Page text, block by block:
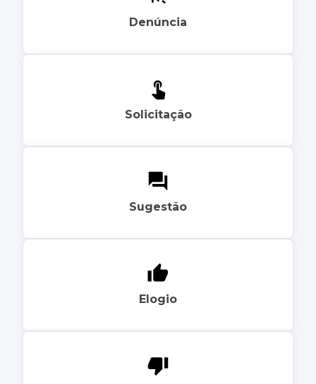
Denúncia
Solicitação
Sugestão
Elogio